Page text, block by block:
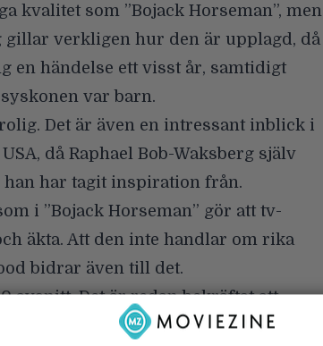
kvalitet som ”Bojack Horseman”, men
gillar verkligen hur den är upplagd, då
en händelse ett visst år, samtidigt
var barn.
Det är även en intressant inblick i
då Raphael Bob-Waksberg själv
har tagit inspiration från.
i ”Bojack Horseman” gör att tv-
äkta. Att den inte handlar om rika
bidrar även till det.
avsnitt. Det är redan bekräftat att